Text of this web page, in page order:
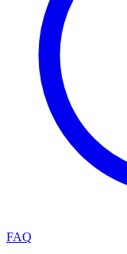
FAQ